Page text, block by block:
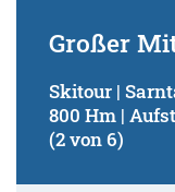
Großer
Skitour |
800 Hm |
(2 von 6)